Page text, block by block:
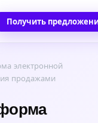
Получить
электронной
продажами